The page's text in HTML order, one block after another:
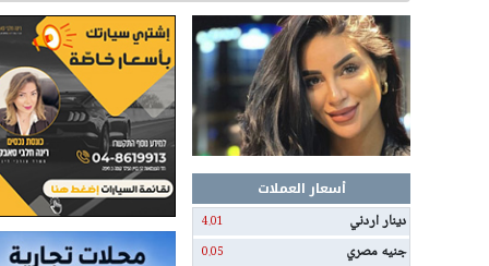
أسعار العملات
دينار اردني
4.01
جنيه مصري 0.05